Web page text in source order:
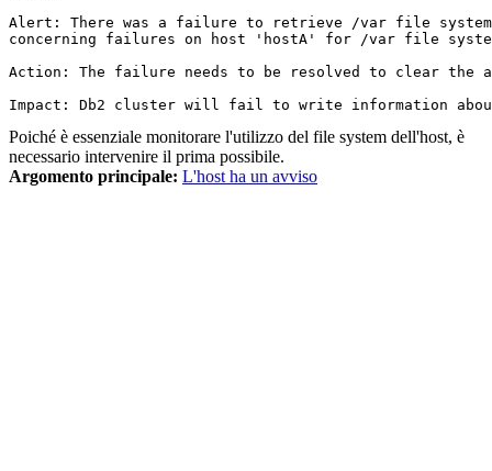
Alert: There was a failure to retrieve /var file system
concerning failures on host 'hostA' for /var file
Action: The failure needs to be resolved to clear the
Impact: Db2 cluster will fail to write information
Poiché è essenziale monitorare l'utilizzo del file system dell'host, è
necessario intervenire il prima possibile.
Argomento principale: L'host ha un avviso